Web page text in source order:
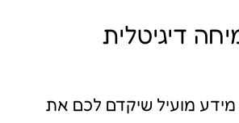
דיגיטלית
מועיל שיקדם לכם את